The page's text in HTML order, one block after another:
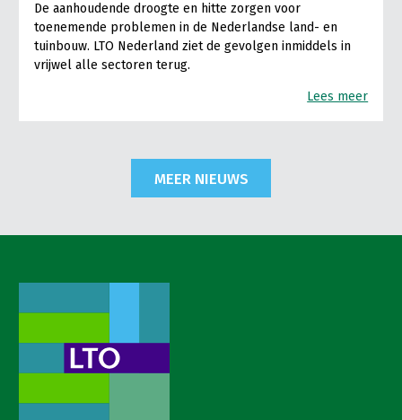
De aanhoudende droogte en hitte zorgen voor
toenemende problemen in de Nederlandse land- en
tuinbouw. LTO Nederland ziet de gevolgen inmiddels in
vrijwel alle sectoren terug.
Lees meer
MEER NIEUWS